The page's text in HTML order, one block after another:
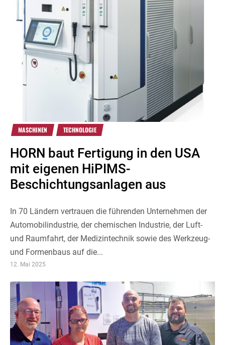
MASCHINEN TECHNOLOGIE
HORN baut Fertigung in den USA
mit eigenen HiPIMS-
Beschichtungsanlagen aus
In 70 Ländern vertrauen die führenden Unternehmen der
Automobilindustrie, der chemischen Industrie, der Luft-
und Raumfahrt, der Medizintechnik sowie des Werkzeug-
und Formenbaus auf die...
12. Mai 2025